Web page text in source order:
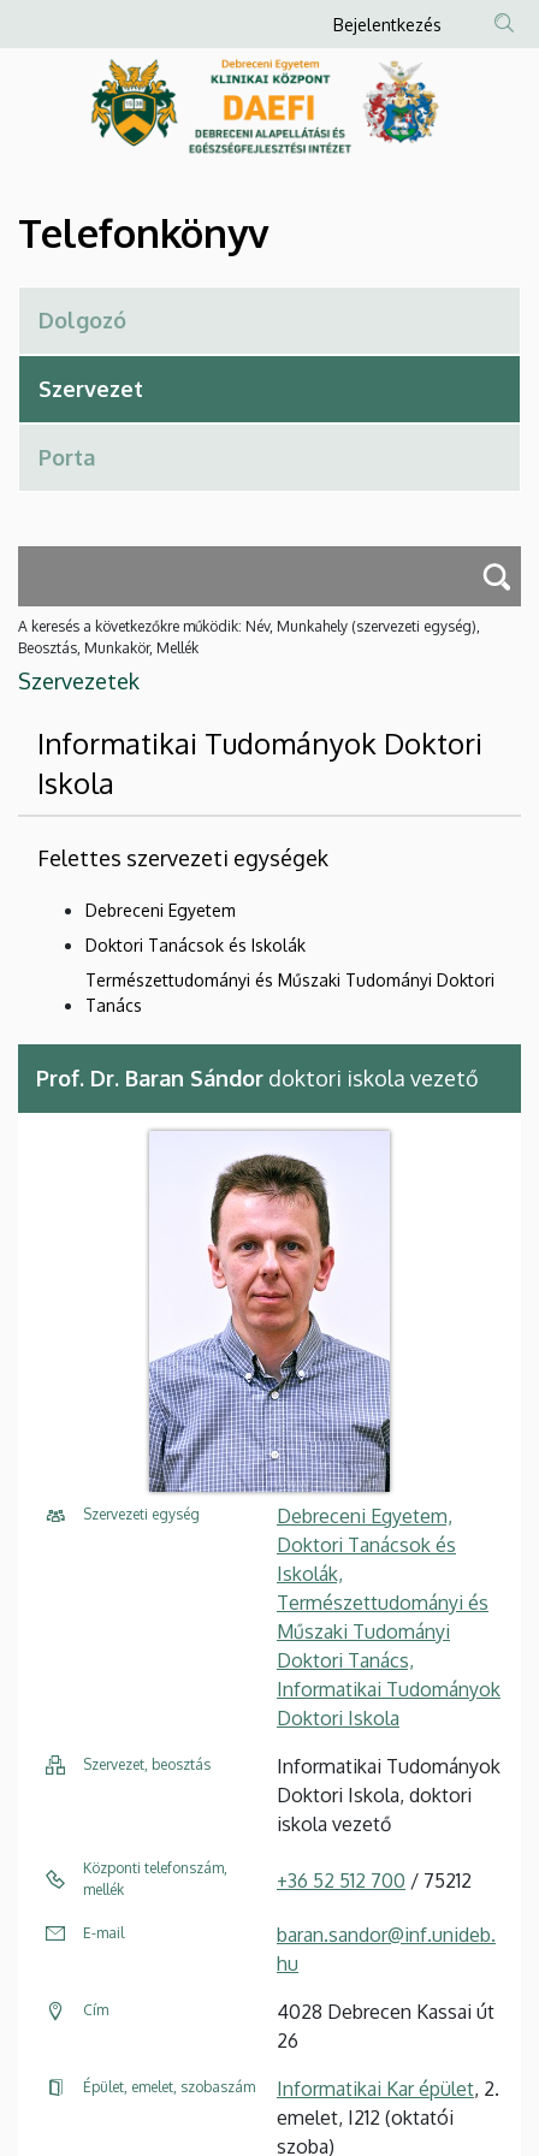
Debreceni
és
Egészségfejlesztési
Intézet
a
Anonim
Felhasználói
fiók
menüje
Bejelentkezés
Telefonkönyv
A keresés a következőkre működik: Név, Munkahely (szervezeti egység),
Beosztás, Munkakör, Mellék
Szervezetek
Informatikai Tudományok Doktori
Iskola
Felettes szervezeti egységek
Debreceni Egyetem
Doktori Tanácsok és Iskolák
Természettudományi és Műszaki Tudományi Doktori
Tanács
Prof. Dr. Baran Sándor doktori iskola vezető
Szervezeti egység
Debreceni Egyetem,
Doktori Tanácsok és
Iskolák,
Természettudományi és
Műszaki Tudományi
Doktori Tanács,
Informatikai Tudományok
Doktori Iskola
Szervezet, beosztás
Informatikai Tudományok
Doktori Iskola, doktori
iskola vezető
Központi telefonszám,
mellék
+36 52 512 700 / 75212
E-mail
baran.sandor@inf.unideb.
hu
Cím
4028 Debrecen Kassai út
26
Épület, emelet, szobaszám Informatikai Kar épület, 2.
emelet, I212 (oktatói
szoba)